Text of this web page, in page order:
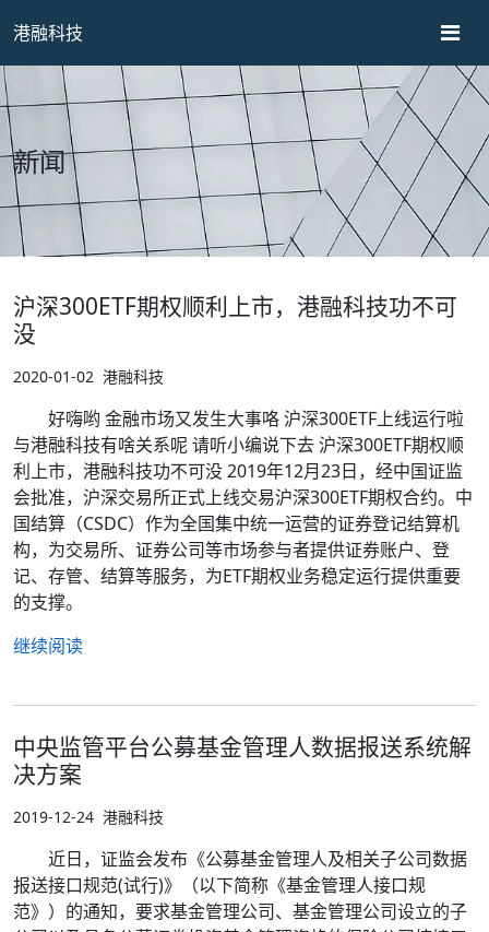
港融科技
新闻
沪深300ETF期权顺利上市，港融科技功不可
没
2020-01-02 港融科技
好嗨哟 金融市场又发生大事咯 沪深300ETF上线运行啦
与港融科技有啥关系呢 请听小编说下去 沪深300ETF期权顺
利上市，港融科技功不可没 2019年12月23日，经中国证监
会批准，沪深交易所正式上线交易沪深300ETF期权合约。中
国结算（CSDC）作为全国集中统一运营的证券登记结算机
构，为交易所、证券公司等市场参与者提供证券账户、登
记、存管、结算等服务，为ETF期权业务稳定运行提供重要
的支撑。
继续阅读
中央监管平台公募基金管理人数据报送系统解
决方案
2019-12-24 港融科技
近日，证监会发布《公募基金管理人及相关子公司数据
报送接口规范(试行)》（以下简称《基金管理人接口规
范》）的通知，要求基金管理公司、基金管理公司设立的子